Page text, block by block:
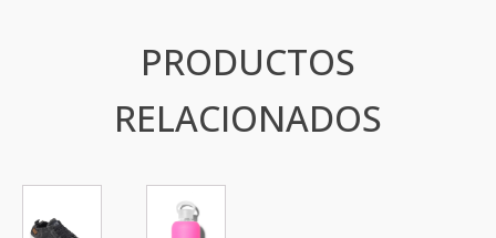
PRODUCTOS
RELACIONADOS
producto